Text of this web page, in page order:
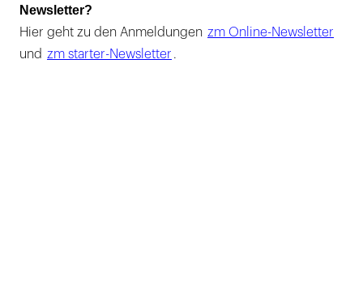
Newsletter?
Hier geht zu den Anmeldungen zm Online-Newsletter
und zm starter-Newsletter .